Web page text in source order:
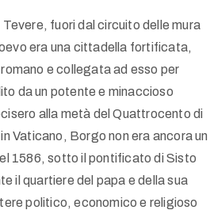
fuori dal circuito delle mura
era una cittadella fortificata,
e collegata ad esso per
da un potente e minaccioso
alla metà del Quattrocento di
Vaticano, Borgo non era ancora un
1586, sotto il pontificato di Sisto
il quartiere del papa e della sua
politico, economico e religioso